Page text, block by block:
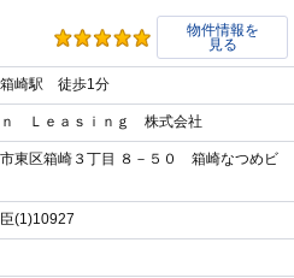
物件情報を
見る
箱崎駅 徒歩1分
ｎ Ｌｅａｓｉｎｇ 株式会社
東区箱崎３丁目 ８－５０ 箱崎なつめビ
(1)10927